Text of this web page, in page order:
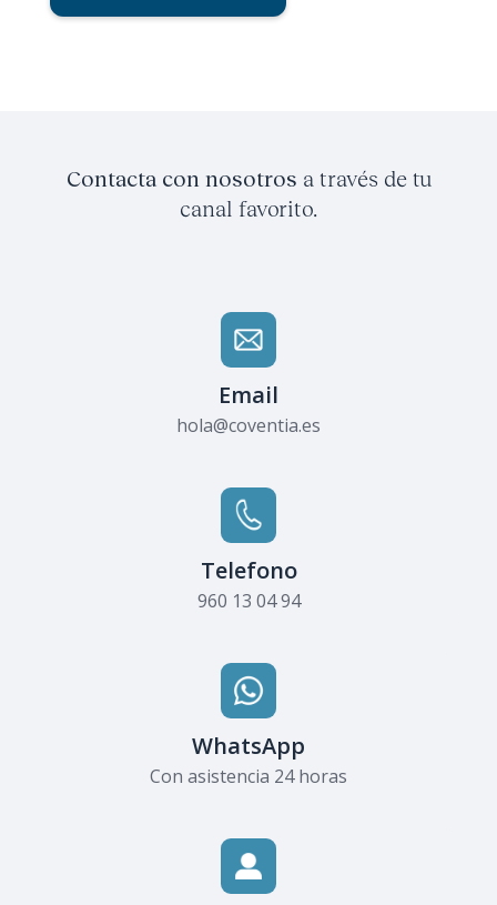
Contacta con nosotros a través de tu
canal favorito.
Email
hola@coventia.es
Telefono
960 13 04 94
WhatsApp
Con asistencia 24 horas